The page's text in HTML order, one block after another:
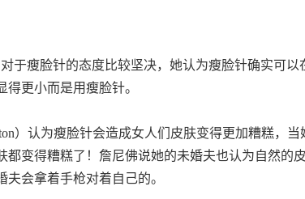
于瘦脸针的态度比较坚决，她认为瘦脸针确实可以
更小而是用瘦脸针。
）认为瘦脸针会造成女人们皮肤变得更加糟糕，当
都变得糟糕了！詹尼佛说她的未婚夫也认为自然的
会拿着手枪对着自己的。